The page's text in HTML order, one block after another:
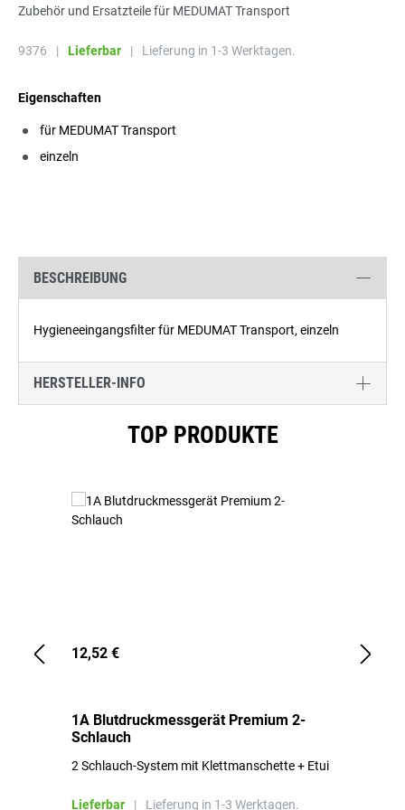
Zubehör und Ersatzteile für MEDUMAT Transport
9376 | Lieferbar | Lieferung in 1-3 Werktagen.
Eigenschaften
für MEDUMAT Transport
einzeln
BESCHREIBUNG
Hygieneeingangsfilter für MEDUMAT Transport, einzeln
HERSTELLER-INFO
TOP PRODUKTE
12,52 €
1A Blutdruckmessgerät Premium 2-
Schlauch
2 Schlauch-System mit Klettmanschette + Etui
Lieferbar | Lieferung in 1-3 Werktagen.